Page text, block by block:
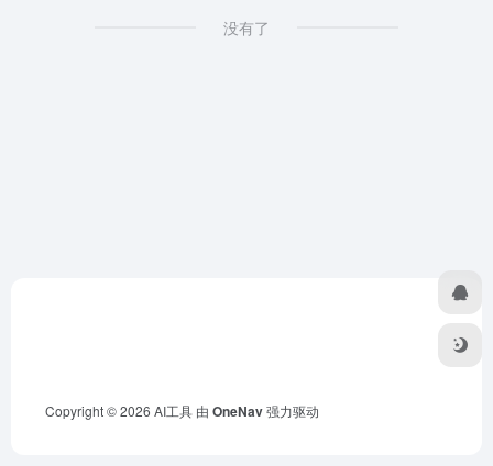
没有了
Copyright © 2026 AI工具 由 OneNav强力驱动